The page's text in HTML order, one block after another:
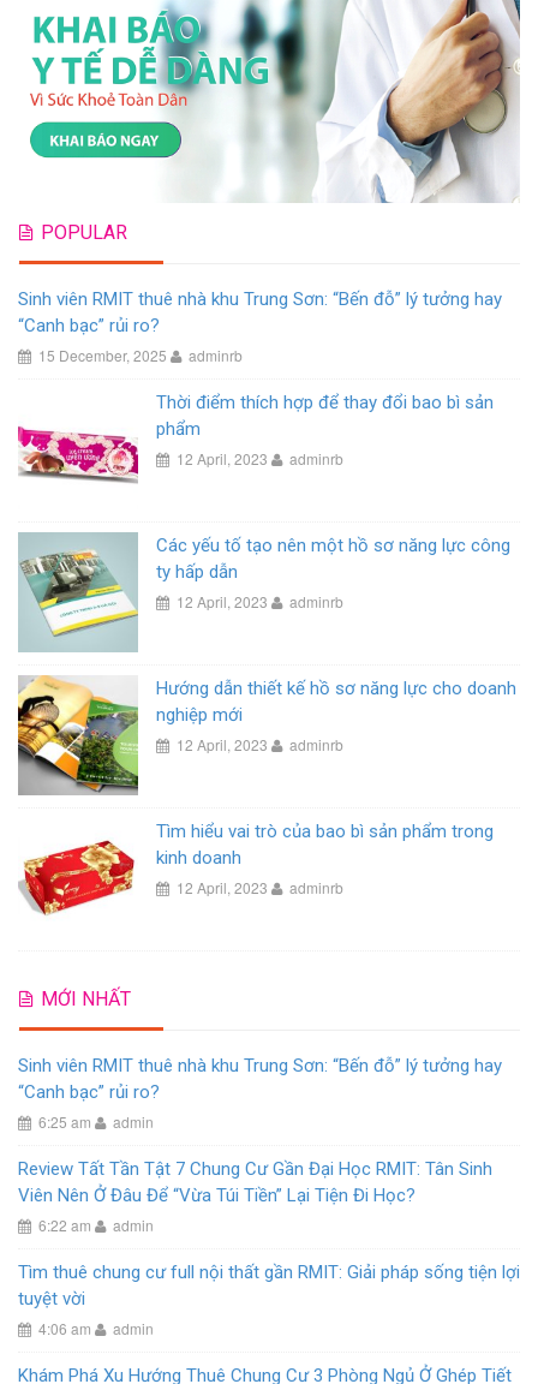
POPULAR
Sinh viên RMIT thuê nhà khu Trung Sơn: “Bến đỗ” lý tưởng hay
“Canh bạc” rủi ro?
15 December, 2025 adminrb
Thời điểm thích hợp để thay đổi bao bì sản
phẩm
12 April, 2023 adminrb
Các yếu tố tạo nên một hồ sơ năng lực công
ty hấp dẫn
12 April, 2023 adminrb
Hướng dẫn thiết kế hồ sơ năng lực cho doanh
nghiệp mới
12 April, 2023 adminrb
Tìm hiểu vai trò của bao bì sản phẩm trong
kinh doanh
12 April, 2023 adminrb
MỚI NHẤT
Sinh viên RMIT thuê nhà khu Trung Sơn: “Bến đỗ” lý tưởng hay
“Canh bạc” rủi ro?
6:25 am admin
Review Tất Tần Tật 7 Chung Cư Gần Đại Học RMIT: Tân Sinh
Viên Nên Ở Đâu Để “Vừa Túi Tiền” Lại Tiện Đi Học?
6:22 am admin
Tìm thuê chung cư full nội thất gần RMIT: Giải pháp sống tiện lợi
tuyệt vời
4:06 am admin
Khám Phá Xu Hướng Thuê Chung Cư 3 Phòng Ngủ Ở Ghép Tiết